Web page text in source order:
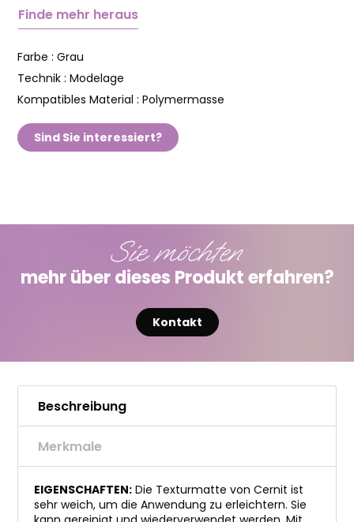
Finde mehr heraus
Farbe : Grau
Technik : Modelage
Kompatibles Material : Polymermasse
Sind Sie interessiert?
Sie möchten
mehr über dieses Produkt erfahren?
Kontakt
Beschreibung
Merkmale
EIGENSCHAFTEN: Die Texturmatte von Cernit ist
sehr weich, um die Anwendung zu erleichtern. Sie